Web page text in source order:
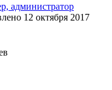
администратор
12 октября 2017